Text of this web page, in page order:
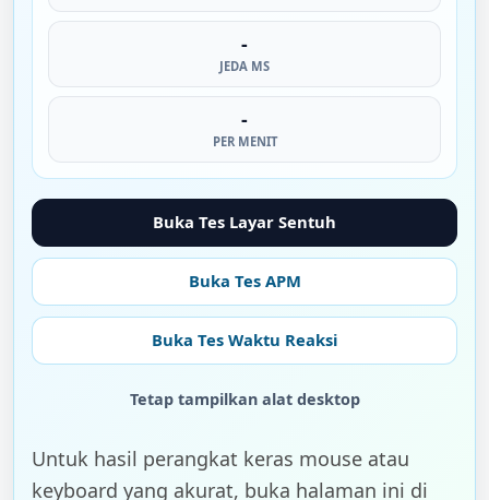
-
JEDA MS
-
PER MENIT
Buka Tes Layar Sentuh
Buka Tes APM
Buka Tes Waktu Reaksi
Tetap tampilkan alat desktop
Untuk hasil perangkat keras mouse atau
keyboard yang akurat, buka halaman ini di